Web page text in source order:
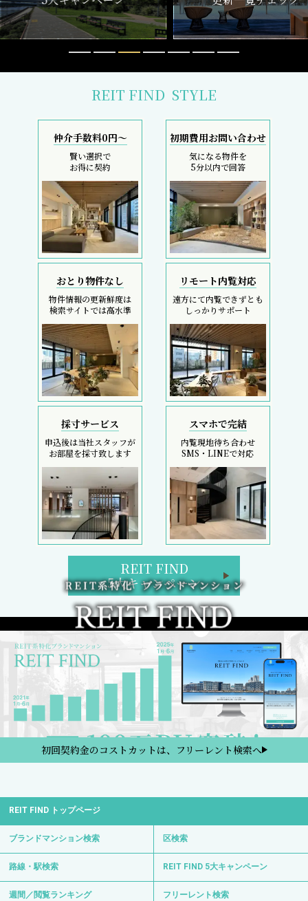
REIT FIND STYLE
仲介手数料0円～
賢い選択で
お得に契約
初期費用お問い合わせ
気になる物件を
5分以内で回答
おとり物件なし
物件情報の更新鮮度は
検索サイトでは高水準
リモート内覧対応
遠方にて内覧できずとも
しっかりサポート
採寸サービス
申込後は当社スタッフが
お部屋を採寸致します
スマホで完結
内覧現地待ち合わせ
SMS・LINEで対応
REIT FIND
5大キャンペーン
初回契約金のコストカットは、フリーレント検索へ
REIT FIND トップページ
ブランドマンション検索 区検索
路線・駅検索 REIT FIND 5大キャンペーン
週間／閲覧ランキング フリーレント検索